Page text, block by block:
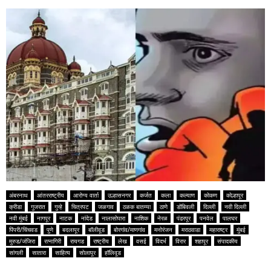
अंबरनाथ आंतरराष्ट्रीय आरोग्य वार्ता उल्हासनगर कर्जत कला कल्याण कोकण
कोल्हापूर
क्रीडा
गुजरात गुन्हे चित्रपट जळगाव ठळक बातम्या ठाणे डोंबिवली दिल्ली
नवी दिल्ली
नवी मुंबई
नागपूर नाटक नांदेड नालासोपारा नाशिक नेरळ पंढरपूर पनवेल
पालघर
पिंपरी/चिंचवड
पुणे बदलापूर बॉलीवूड बोरगांव/माणगांव मनोरंजन मराठवाडा महाराष्ट्र
मुंबई
मुरुड/जंजिरा
रत्नागिरी रायगड राष्ट्रीय लेख वसई विदर्भ विरार शहापूर
संपादकीय
सांगली
सातारा साहित्य सोलापूर हॉलिवूड